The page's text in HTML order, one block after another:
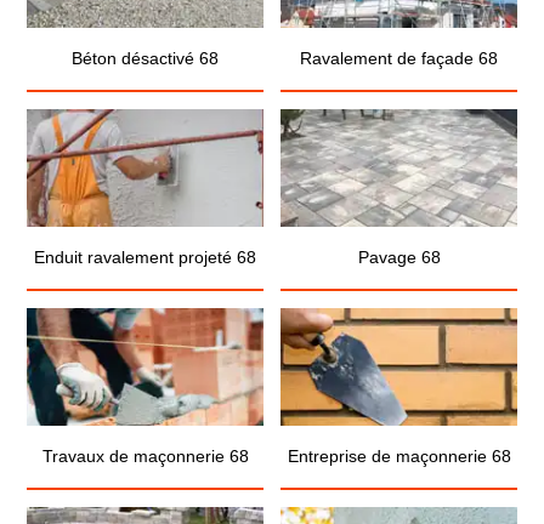
Béton désactivé 68 Ravalement de façade 68
Enduit ravalement projeté 68 Pavage 68
Travaux de maçonnerie 68 Entreprise de maçonnerie 68